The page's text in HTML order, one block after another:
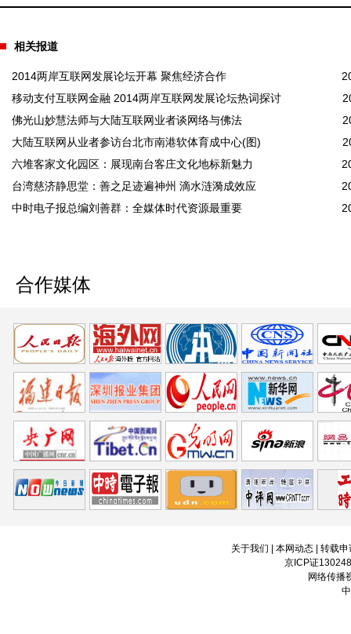
相关报道
2014两岸互联网发展论坛开幕 聚焦经济合作
移动支付互联网金融 2014两岸互联网发展论坛热词探讨
佛光山妙慧法师与大陆互联网业者谈网络与佛法
大陆互联网从业者参访台北市南港软体育成中心(图)
六堆客家文化园区：展现南台客庄文化地标新魅力
台湾慈济静思堂：善之足迹遍神州 滴水涟漪成效应
中时电子报总编刘善群：全媒体时代资源最重要
合作媒体
关于我们 本网动态
转载申
京ICP证
网络传播